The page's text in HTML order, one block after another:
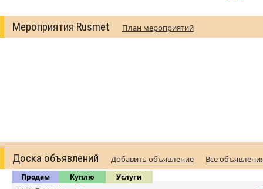
Мероприятия Rusmet План мероприятий
Доска объявлений Добавить объявление Все
Продам Куплю Услуги